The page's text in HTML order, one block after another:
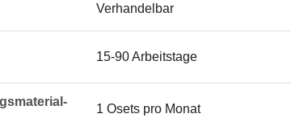
Verhandelbar
15-90 Arbeitstage
1 Osets pro Monat